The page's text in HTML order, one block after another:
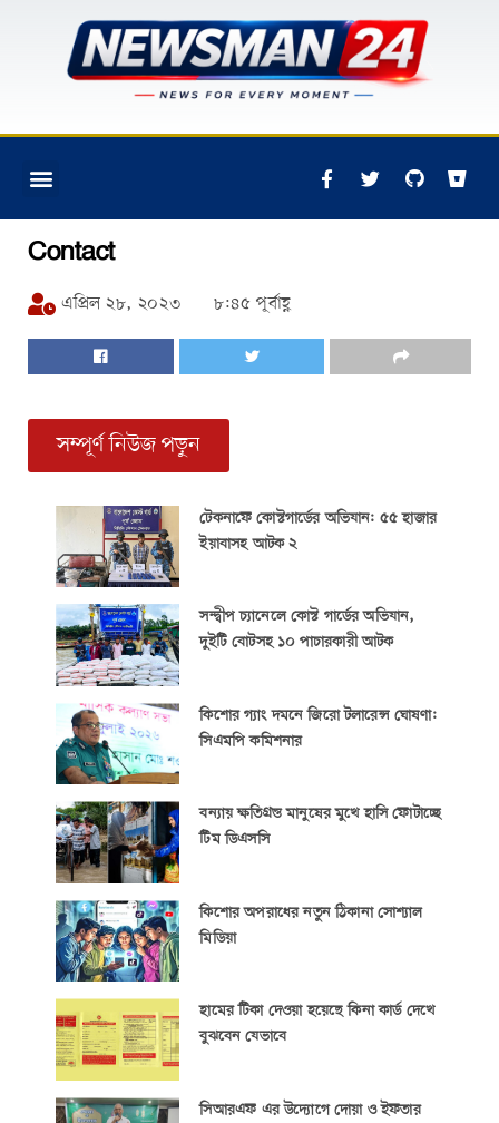
Contact
এপ্রিল ২৮, ২০২৩ ৮:৪৫ পূর্বাহ্ণ
সম্পূর্ণ নিউজ পড়ুন
টেকনাফে কোস্টগার্ডের অভিযান: ৫৫ হাজার
ইয়াবাসহ আটক ২
সন্দ্বীপ চ্যানেলে কোস্ট গার্ডের অভিযান,
দুইটি বোটসহ ১০ পাচারকারী আটক
কিশোর গ্যাং দমনে জিরো টলারেন্স ঘোষণা:
সিএমপি কমিশনার
বন্যায় ক্ষতিগ্রস্ত মানুষের মুখে হাসি ফোটাচ্ছে
টিম ডিএসসি
কিশোর অপরাধের নতুন ঠিকানা সোশ্যাল
মিডিয়া
হামের টিকা দেওয়া হয়েছে কিনা কার্ড দেখে
বুঝবেন যেভাবে
সিআরএফ এর উদ্যোগে দোয়া ও ইফতার